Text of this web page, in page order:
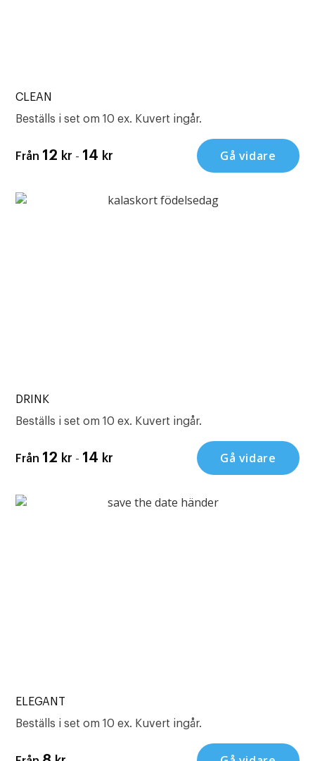
CLEAN
Beställs i set om 10 ex. Kuvert ingår.
Från 12 kr - 14 kr Gå vidare
DRINK
Beställs i set om 10 ex. Kuvert ingår.
Från 12 kr - 14 kr Gå vidare
ELEGANT
Beställs i set om 10 ex. Kuvert ingår.